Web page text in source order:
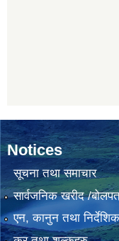
Notices
सूचना तथा समाचार
सार्वजनिक खरीद /
एन, कानुन तथा